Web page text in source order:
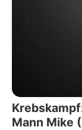
Mann Mike